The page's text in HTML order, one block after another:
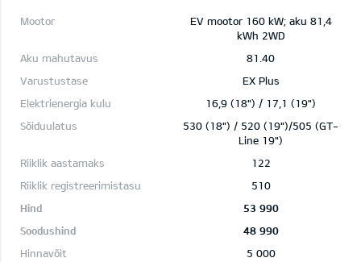
EV mootor 160 kW; aku 81,4
kWh 2WD
81.40
EX Plus
16,9 (18") / 17,1 (19")
530 (18") / 520 (19")/505 (GT-
Line 19")
122
510
53 990
48 990
5 000